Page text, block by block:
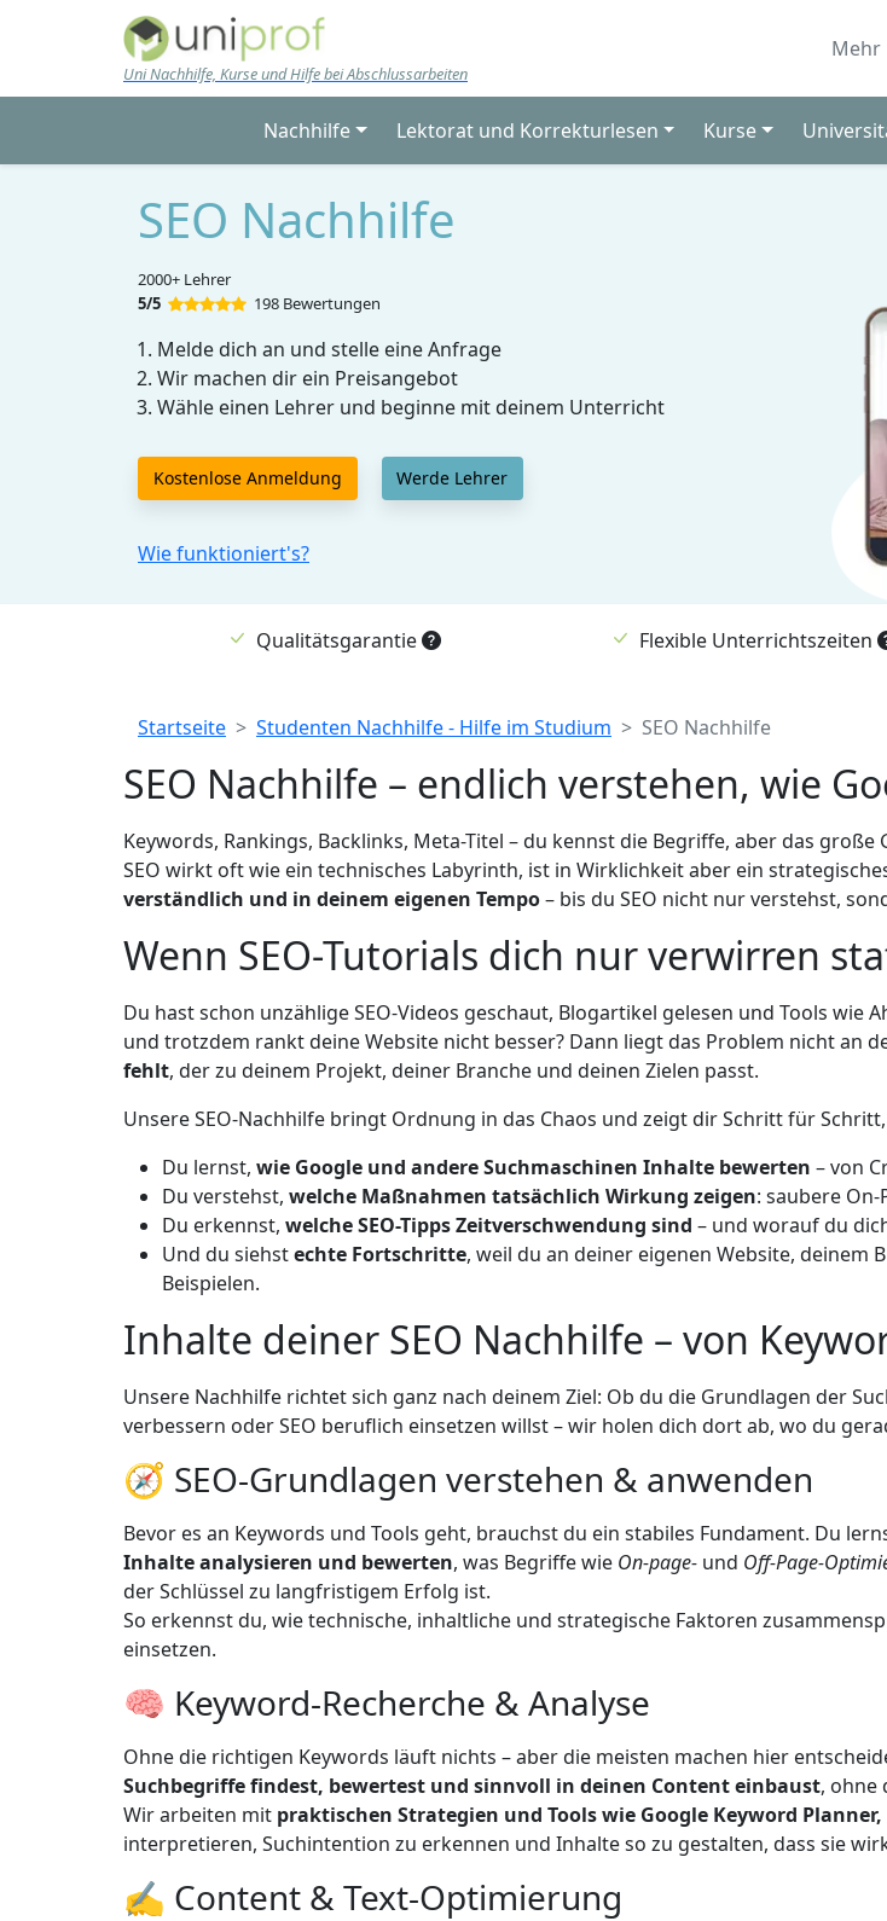
Skip to main content
Uni Nachhilfe, Kurse und Hilfe bei Abschlussarbeiten
Mehr
Nachhilfe Lektorat und Korrekturlesen Kurse
SEO Nachhilfe
2000+ Lehrer
5/5
198 Bewertungen
Melde dich an und stelle eine Anfrage
Wir machen dir ein Preisangebot
Wähle einen Lehrer und beginne mit deinem Unterricht
Kostenlose Anmeldung Werde Lehrer
Wie funktioniert's?
Qualitätsgarantie Flexible Unterrichtszeiten
Breadcrumb
Startseite Studenten Nachhilfe - Hilfe im Studium SEO Nachhilfe
SEO Nachhilfe – endlich verstehen, wie
Keywords, Rankings, Backlinks, Meta-Titel – du kennst die Begriffe, aber das große
SEO wirkt oft wie ein technisches Labyrinth, ist in Wirklichkeit aber ein
verständlich und in deinem eigenen Tempo– bis du SEO nicht nur verstehst,
Wenn SEO-Tutorials dich nur verwirren
Du hast schon unzählige SEO-Videos geschaut, Blogartikel gelesen und Tools
und trotzdem rankt deine Website nicht besser? Dann liegt das Problem nicht an
fehlt, der zu deinem Projekt, deiner Branche und deinen Zielen passt.
Unsere SEO-Nachhilfe bringt Ordnung in das Chaos und zeigt dir Schritt für Schritt,
Du lernst, wie Google und andere Suchmaschinen Inhalte bewerten – von
Du verstehst, welche Maßnahmen tatsächlich Wirkung zeigen: saubere
Du erkennst, welche SEO-Tipps Zeitverschwendung sind – und worauf du
Und du siehstechte Fortschritte, weil du an deiner eigenen Website,
Beispielen.
Inhalte deiner SEO Nachhilfe – von
Unsere Nachhilfe richtet sich ganz nach deinem Ziel: Ob du die Grundlagen der
verbessern oder SEO beruflich einsetzen willst – wir holen dich dort ab, wo du
🧭 SEO-Grundlagen verstehen & anwenden
Bevor es an Keywords und Tools geht, brauchst du ein stabiles Fundament. Du
Inhalte analysieren und bewerten, was Begriffe wie On-page- und Off-Page-
der Schlüssel zu langfristigem Erfolg ist.
So erkennst du, wie technische, inhaltliche und strategische Faktoren
einsetzen.
🧠 Keyword-Recherche & Analyse
Ohne die richtigen Keywords läuft nichts – aber die meisten machen hier
Suchbegriffe findest, bewertest und sinnvoll in deinen Content einbaust, ohne
Wir arbeiten mit praktischen Strategien und Tools wie Google Keyword
interpretieren, Suchintention zu erkennen und Inhalte so zu gestalten, dass sie
✍️ Content & Text-Optimierung